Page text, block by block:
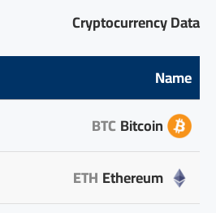
Cryptocurrency Data
Name
Bitcoin
BTC
Ethereum
ETH